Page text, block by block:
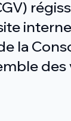
la
des